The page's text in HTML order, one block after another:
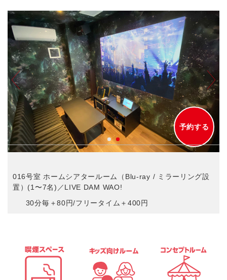
予約する
016号室 ホームシアタールーム（Blu-ray / ミラーリング設
置）(1〜7名)／LIVE DAM WAO!
30分毎＋80円/フリータイム＋400円